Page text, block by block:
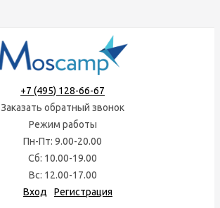
+7 (495) 128-66-67
Заказать обратный звонок
Режим работы
Пн-Пт: 9.00-20.00
Сб: 10.00-19.00
Вс: 12.00-17.00
Вход
Регистрация